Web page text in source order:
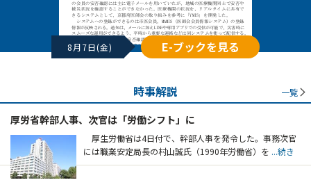
8月7日(金) E-ブックを見る
時事解説 一覧
厚労省幹部人事、次官は「労働シフト」に
厚生労働省は4日付で、幹部人事を発令した。事務次官
には職業安定局長の村山誠氏（1990年労働省）を ...続き